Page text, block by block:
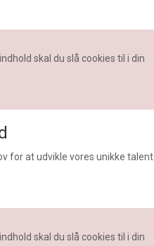
skal du slå cookies til i din
for at udvikle vores unikke talent
skal du slå cookies til i din